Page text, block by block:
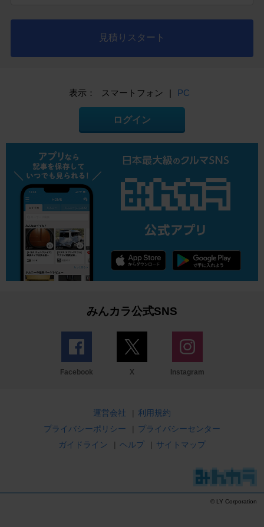
見積りスタート
表示： スマートフォン | PC
ログイン
みんカラ公式SNS
Facebook X Instagram
運営会社 | 利用規約
プライバシーポリシー
| プライバシーセンター
ガイドライン
| ヘルプ | サイトマップ
© LY Corporation